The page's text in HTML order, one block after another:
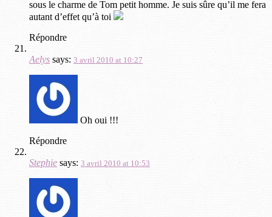
sous le charme de Tom petit homme. Je suis sûre qu’il me fera
autant d’effet qu’à toi
Répondre
Aelys says: 3 avril 2010 at 10:27
Oh oui !!!
Répondre
Stephie says: 3 avril 2010 at 10:53